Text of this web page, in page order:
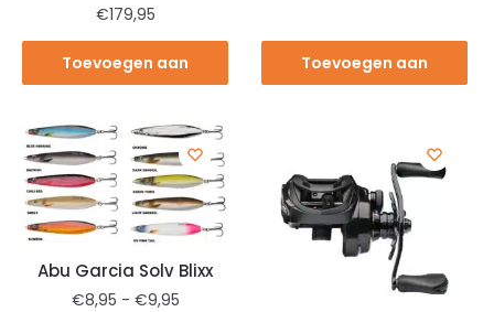
€179,95
Toevoegen aan
Toevoegen aan
Abu Garcia Solv Blixx
€8,95 - €9,95